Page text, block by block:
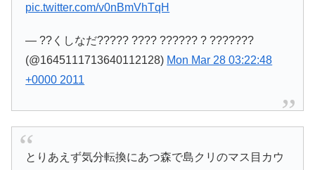
pic.twitter.com/v0nBmVhTqH
— ??くしなだ????? ???? ?????? ? ???????
(@1645111713640112128) Mon Mar 28 03:22:48
+0000 2011
とりあえず気分転換にあつ森で島クリのマス目カウ